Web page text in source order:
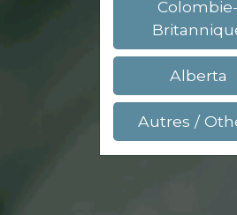
Colombie-
Alberta
Autres /